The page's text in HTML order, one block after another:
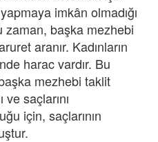
imkân olmadığı
zaman, başka mezhebi
aranır. Kadınların
harac vardır. Bu
mezhebi taklit
saçlarını
için, saçlarının